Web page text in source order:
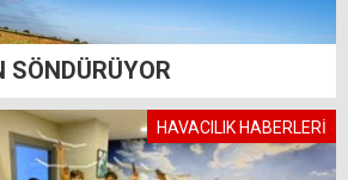
HAVACILIK HABERLERİ